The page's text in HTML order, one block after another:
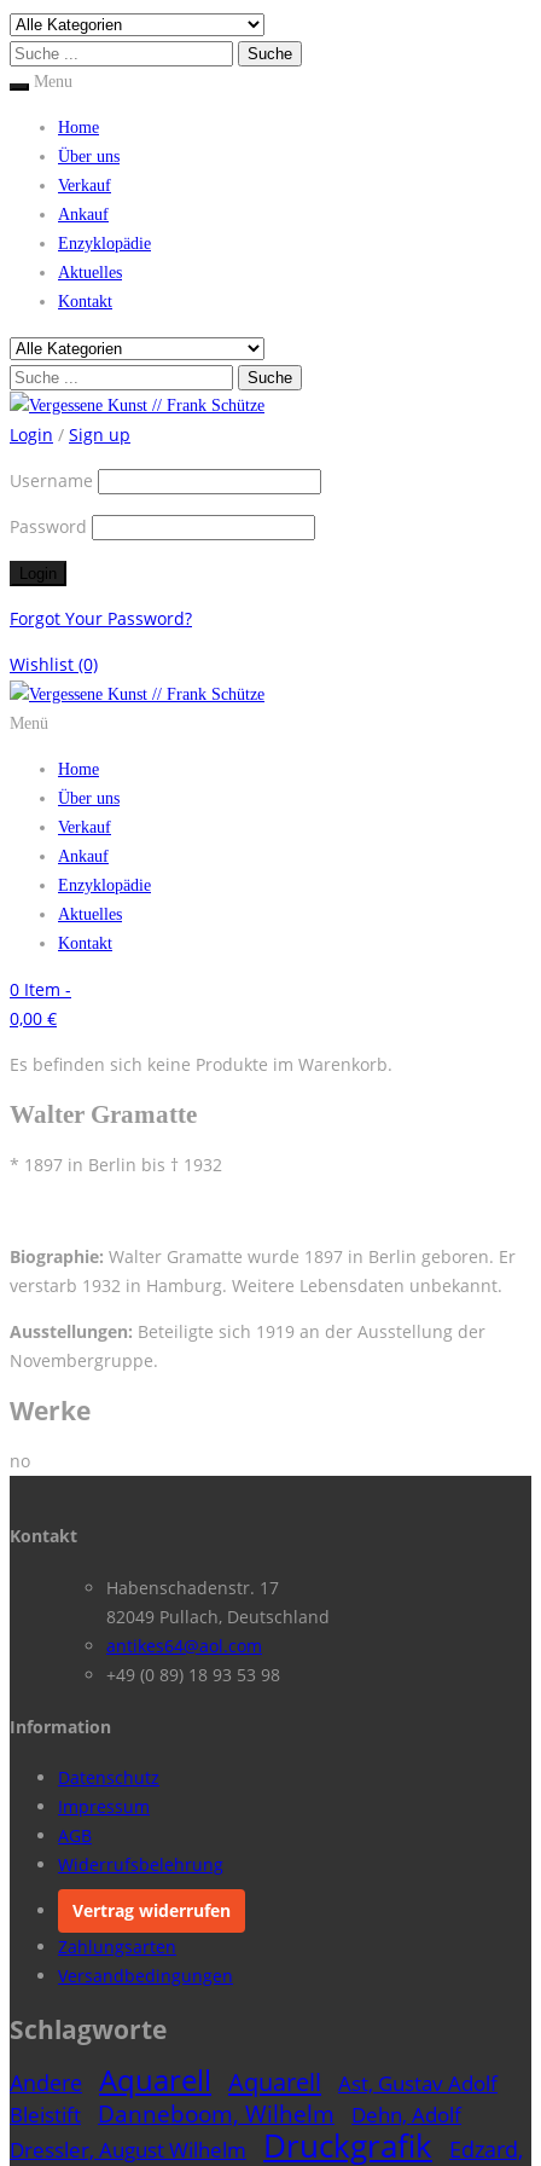
Menu
Home
Über uns
Verkauf
Ankauf
Enzyklopädie
Aktuelles
Kontakt
Login / Sign up
Username
Password
Forgot Your Password?
Wishlist (0)
Menü
Home
Über uns
Verkauf
Ankauf
Enzyklopädie
Aktuelles
Kontakt
0 Item -
0,00 €
Es befinden sich keine Produkte im Warenkorb.
Walter Gramatte
* 1897 in Berlin bis † 1932
Biographie: Walter Gramatte wurde 1897 in Berlin geboren. Er
verstarb 1932 in Hamburg. Weitere Lebensdaten unbekannt.
Ausstellungen: Beteiligte sich 1919 an der Ausstellung der
Novembergruppe.
Werke
no
Kontakt
Habenschadenstr. 17
82049 Pullach, Deutschland
antikes64@aol.com
+49 (0 89) 18 93 53 98
Information
Datenschutz
Impressum
AGB
Widerrufsbelehrung
Vertrag widerrufen
Zahlungsarten
Versandbedingungen
Schlagworte
Andere Aquarell Aquarell
Ast, Gustav Adolf
Bleistift
Danneboom, Wilhelm
Dehn, Adolf
Dressler, August Wilhelm
Druckgrafik
Edzard,